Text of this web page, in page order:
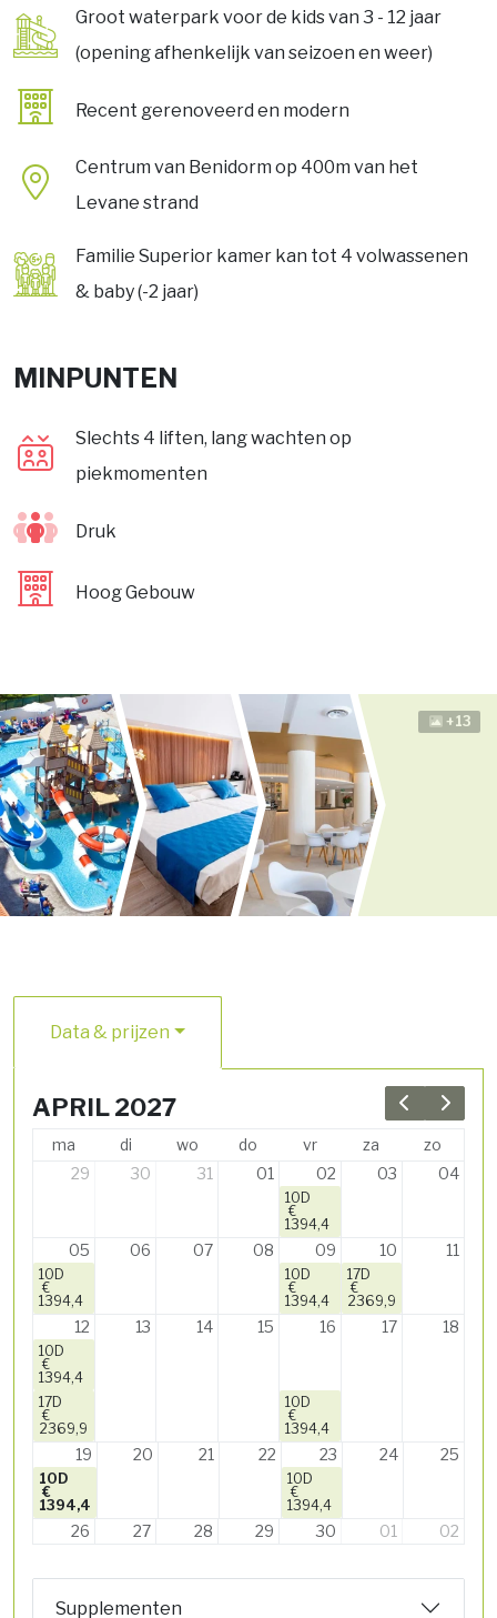
Groot waterpark voor de kids van 3 - 12 jaar
(opening afhenkelijk van seizoen en weer)
Recent gerenoveerd en modern
Centrum van Benidorm op 400m van het
Levane strand
Familie Superior kamer kan tot 4 volwassenen
& baby (-2 jaar)
MINPUNTEN
Slechts 4 liften, lang wachten op
piekmomenten
Druk
Hoog Gebouw
+13
Data & prijzen
Previous
Next
APRIL 2027
ma di wo do vr za
zo
29
30 31 01 02
10D
€
1394,4
03 04
05
10D
€
1394,4
06 07 08 09
10D
€
1394,4
10
17D
€
2369,9
11
12
10D
€
1394,4
17D
€
2369,9
13 14 15 16
10D
€
1394,4
17 18
19
10D
€
1394,4
20 21 22 23
10D
€
1394,4
24 25
26 27 28 29 30 01 02
Supplementen